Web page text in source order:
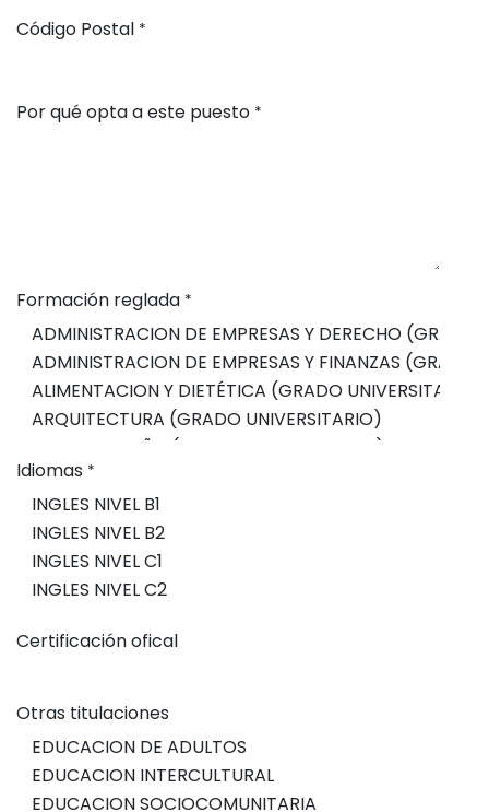
Código Postal *
Por qué opta a este puesto *
Formación reglada *
Idiomas *
Certificación ofical
Otras titulaciones